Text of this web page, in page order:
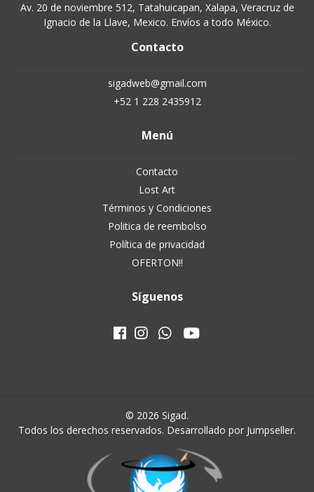
Av. 20 de noviembre 512, Tatahuicapan, Xalapa, Veracruz de
Ignacio de la Llave, Mexico. Envíos a todo México.
Contacto
sigadweb@gmail.com
+52 1 228 2435912
Menú
Contacto
Lost Art
Términos y Condiciones
Politica de reembolso
Política de privacidad
OFERTON!!
Síguenos
© 2026 Sigad.
Todos los derechos reservados. Desarrollado por Jumpseller.